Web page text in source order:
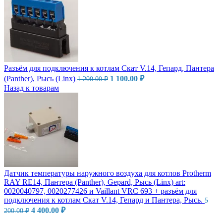
Разъём для подключения к котлам Скат V.14, Гепард, Пантера
(Panther), Рысь (Linx) 1 200.00₽ Первоначальная
1 100.00 ₽Текущая
Назад к товарам
Датчик температуры наружного воздуха для котлов Protherm
RAY RE14, Пантера (Panther), Gepard, Рысь (Linx) art:
0020040797, 0020277426 и Vaillant VRC 693 + разъём для
подключения к котлам Скат V.14, Гепард и Пантера, Рысь. 5
200.00₽ Первоначальная
4 400.00 ₽Текущая